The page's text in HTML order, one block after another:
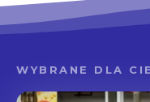
WYBRANE DLA